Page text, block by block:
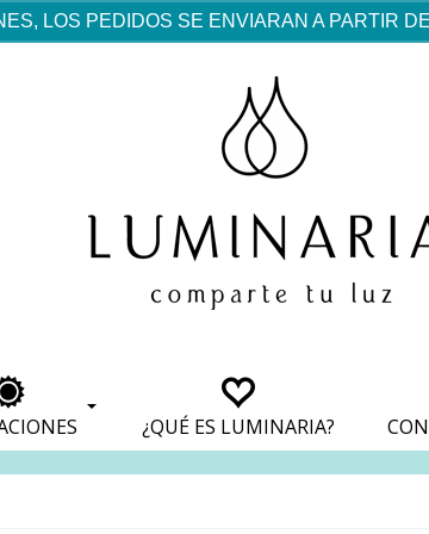
LOS PEDIDOS SE ENVIARAN A PARTIR
avec une analyse de son
¿QUÉ ES LUMINARIA?